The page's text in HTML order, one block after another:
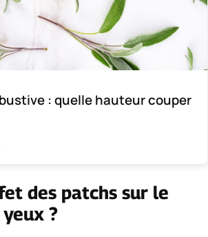
: quelle hauteur couper
des patchs sur le
?